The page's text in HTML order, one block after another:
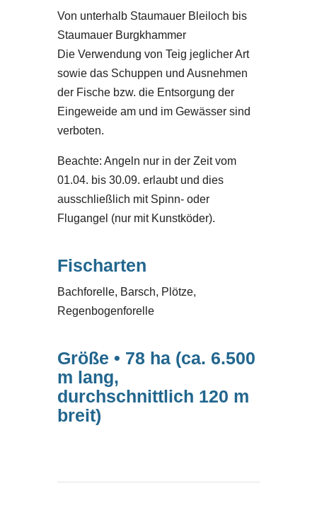
Von unterhalb Staumauer Bleiloch bis
Staumauer Burgkhammer
Die Verwendung von Teig jeglicher Art
sowie das Schuppen und Ausnehmen
der Fische bzw. die Entsorgung der
Eingeweide am und im Gewässer sind
verboten.
Beachte: Angeln nur in der Zeit vom
01.04. bis 30.09. erlaubt und dies
ausschließlich mit Spinn- oder
Flugangel (nur mit Kunstköder).
Fischarten
Bachforelle, Barsch, Plötze,
Regenbogenforelle
Größe • 78 ha (ca. 6.500
m lang,
durchschnittlich 120 m
breit)